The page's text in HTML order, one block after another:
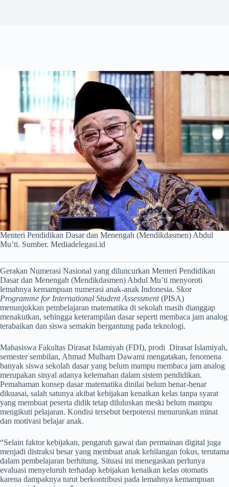
Menteri Pendidikan Dasar dan Menengah (Mendikdasmen) Abdul
Mu’ti. Sumber. Mediadelegasi.id
Gerakan Numerasi Nasional yang diluncurkan Menteri Pendidikan
Dasar dan Menengah (Mendikdasmen) Abdul Mu’ti menyoroti
lemahnya kemampuan numerasi anak-anak Indonesia. Skor
Programme for International Student Assessment(PISA)
menunjukkan pembelajaran matematika di sekolah masih dianggap
menakutkan, sehingga keterampilan dasar seperti membaca jam analog
terabaikan dan siswa semakin bergantung pada teknologi.
Mahasiswa Fakultas Dirasat Islamiyah (FDI), prodi Dirasat Islamiyah,
semester sembilan, Ahmad Mulham Dawami mengatakan, fenomena
banyak siswa sekolah dasar yang belum mampu membaca jam analog
merupakan sinyal adanya kelemahan dalam sistem pendidikan.
Pemahaman konsep dasar matematika dinilai belum benar-benar
dikuasai, salah satunya akibat kebijakan kenaikan kelas tanpa syarat
yang membuat peserta didik tetap diluluskan meski belum mampu
mengikuti pelajaran. Kondisi tersebut berpotensi menurunkan minat
dan motivasi belajar anak.
“Selain faktor kebijakan, pengaruh gawai dan permainan digital juga
menjadi distraksi besar yang membuat anak kehilangan fokus, terutama
dalam pembelajaran berhitung. Situasi ini menegaskan perlunya
evaluasi menyeluruh terhadap kebijakan kenaikan kelas otomatis
karena dampaknya turut berkontribusi pada lemahnya kemampuan